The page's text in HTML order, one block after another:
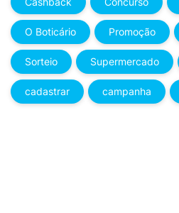
O Boticário Promoção
Sorteio Supermercado
cadastrar campanha